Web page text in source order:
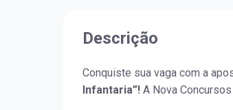
Descrição
Conquiste sua vaga com a
Infantaria”! A Nova